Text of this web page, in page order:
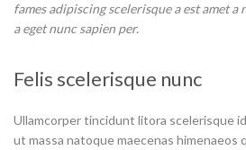
fames adipiscing scelerisque a est amet
a eget nunc sapien per.
Felis scelerisque nunc
Ullamcorper tincidunt litora scelerisque
ut massa natoque maecenas himenaeos